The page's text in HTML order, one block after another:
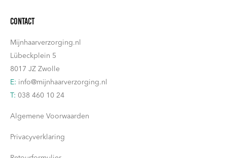
Contact
Mijnhaarverzorging.nl
Lübeckplein 5
8017 JZ Zwolle
E: info@mijnhaarverzorging.nl
T: 038 460 10 24
Algemene Voorwaarden
Privacyverklaring